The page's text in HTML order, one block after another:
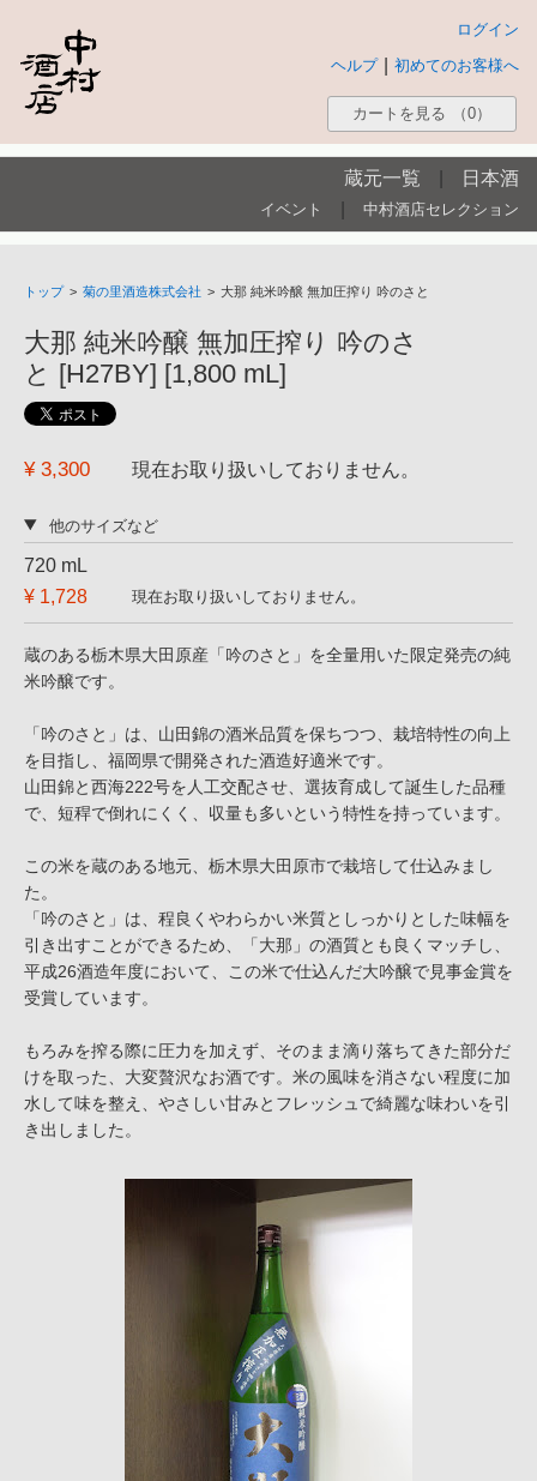
ログイン
初めてのお客様へ
ヘルプ
カートを見る （0）
蔵元一覧 日本酒
イベント 中村酒店セレクション
トップ > 菊の里酒造株式会社 > 大那 純米吟醸 無加圧搾り 吟のさと
大那 純米吟醸 無加圧搾り 吟のさ
と [H27BY] [1,800 mL]
¥ 3,300 現在お取り扱いしておりません。
他のサイズなど
720 mL
¥ 1,728
現在お取り扱いしておりません。
蔵のある栃木県大田原産「吟のさと」を全量用いた限定発売の純
米吟醸です。
「吟のさと」は、山田錦の酒米品質を保ちつつ、栽培特性の向上
を目指し、福岡県で開発された酒造好適米です。
山田錦と西海222号を人工交配させ、選抜育成して誕生した品種
で、短稈で倒れにくく、収量も多いという特性を持っています。
この米を蔵のある地元、栃木県大田原市で栽培して仕込みまし
た。
「吟のさと」は、程良くやわらかい米質としっかりとした味幅を
引き出すことができるため、「大那」の酒質とも良くマッチし、
平成26酒造年度において、この米で仕込んだ大吟醸で見事金賞を
受賞しています。
もろみを搾る際に圧力を加えず、そのまま滴り落ちてきた部分だ
けを取った、大変贅沢なお酒です。米の風味を消さない程度に加
水して味を整え、やさしい甘みとフレッシュで綺麗な味わいを引
き出しました。